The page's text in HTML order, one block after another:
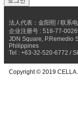
法人代表：金阳熙 / 联系
企业注册号 : 518-77-
JDN Square, P.Remedio
Philippines
Tel : +63-32-520-6772 /
Copyright © 2019